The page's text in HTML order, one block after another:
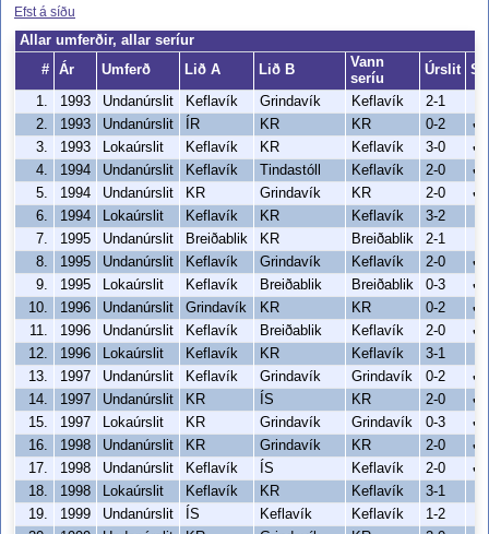
Efst á síðu
Allar umferðir, allar seríur
#
Ár Umferð Lið A Lið B
Vann
seríu
Úrslit
1. 1993 Undanúrslit Keflavík Grindavík Keflavík
2-1
2.
1993 Undanúrslit ÍR KR KR 0-2
✔
3.
1993 Lokaúrslit Keflavík KR Keflavík 3-0
✔
4.
1994 Undanúrslit Keflavík Tindastóll Keflavík 2-0
✔
5.
1994 Undanúrslit KR Grindavík KR 2-0
✔
6.
1994 Lokaúrslit Keflavík KR Keflavík
3-2
7.
1995 Undanúrslit Breiðablik KR Breiðablik
2-1
8.
1995 Undanúrslit Keflavík Grindavík Keflavík 2-0
✔
9.
1995 Lokaúrslit Keflavík Breiðablik Breiðablik 0-3
✔
10.
1996 Undanúrslit Grindavík KR KR 0-2
✔
11.
1996 Undanúrslit Keflavík Breiðablik Keflavík 2-0
✔
12.
1996 Lokaúrslit Keflavík KR Keflavík
3-1
13.
1997 Undanúrslit Keflavík Grindavík Grindavík 0-2
✔
14.
1997 Undanúrslit KR ÍS KR 2-0
✔
15.
1997 Lokaúrslit KR Grindavík Grindavík 0-3
✔
16.
1998 Undanúrslit KR Grindavík KR 2-0
✔
17.
1998 Undanúrslit Keflavík ÍS Keflavík 2-0
✔
18.
1998 Lokaúrslit Keflavík KR Keflavík
3-1
19.
1999 Undanúrslit ÍS Keflavík Keflavík
1-2